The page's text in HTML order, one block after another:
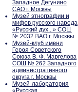
Западное Дегунино
САО г. Москвы
Музей этнографии и
мифов русского народа
«Русский дух...» СОШ
№ 2032 ВАО г. Москвы
Музей-клуб имени
Героя Советского
Союза В. Ф. Маргелова
СОШ № 262 Западного
административного
округа г. Москвы
Музей-лаборатория
«Русская